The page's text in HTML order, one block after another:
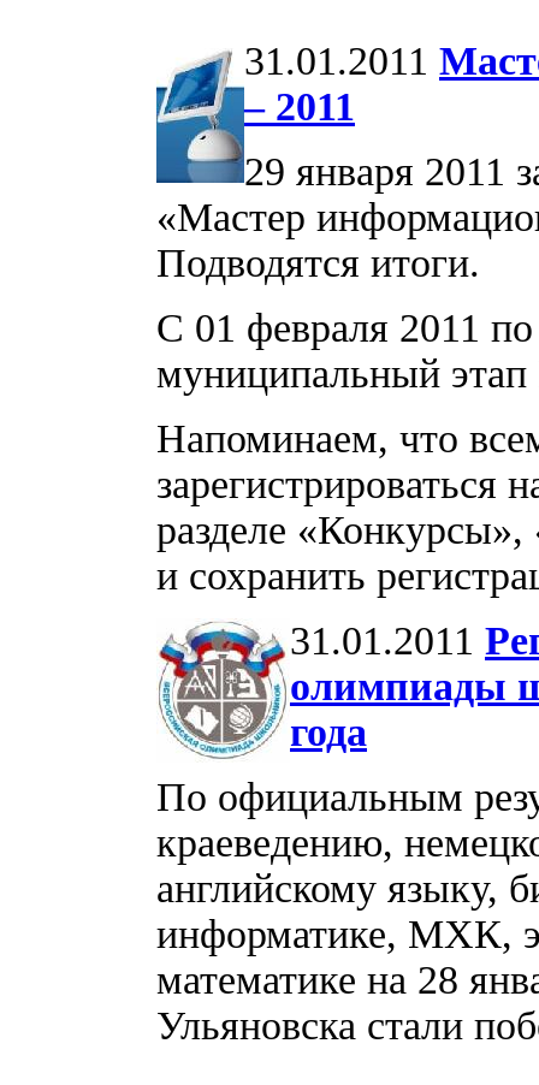
31.01.2011
– 2011
29 января 2011
«Мастер
Подводятся итоги.
С 01 февраля 2011
муниципальный этап
Напоминаем, что
зарегистрироваться
разделе «Конкурсы»,
и сохранить
31.01.2011
олимпиады
года
По официальным
краеведению,
английскому языку,
информатике, МХК,
математике на 28
Ульяновска стали